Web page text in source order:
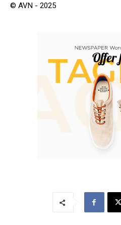
© AVN - 2025